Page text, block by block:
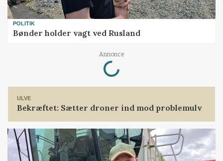
POLITIK
Bønder holder vagt ved Rusland
Annonce
Loading...
ULVE
Bekræftet: Sætter droner ind mod problemulv